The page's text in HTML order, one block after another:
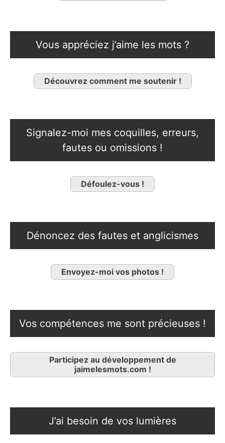
Vous appréciez j’aime les mots ?
Découvrez comment me soutenir !
Signalez-moi mes coquilles, erreurs,
fautes ou omissions !
Défoulez-vous !
Dénoncez des fautes et anglicismes
Envoyez-moi vos photos !
Vos compétences me sont précieuses !
Participez au développement de
jaimelesmots.com !
J’ai besoin de vos lumières